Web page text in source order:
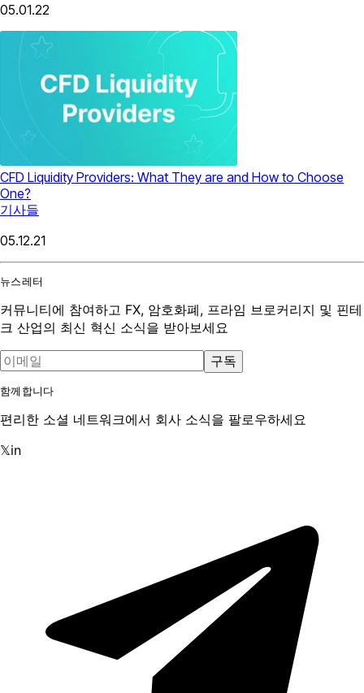
05.01.22
CFD Liquidity Providers: What They are and How to Choose
One?
기사들
05.12.21
뉴스레터
커뮤니티에 참여하고 FX, 암호화폐, 프라임 브로커리지 및 핀테
크 산업의 최신 혁신 소식을 받아보세요
구독
함께합니다
편리한 소셜 네트워크에서 회사 소식을 팔로우하세요
𝕏in